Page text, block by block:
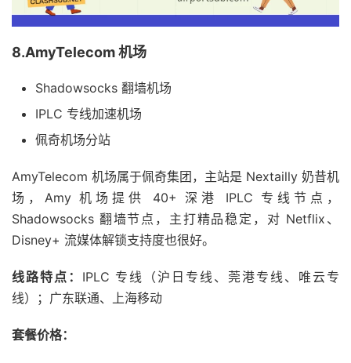
8.AmyTelecom 机场
Shadowsocks 翻墙机场
IPLC 专线加速机场
佩奇机场分站
AmyTelecom 机场属于佩奇集团，主站是 Nextailly 奶昔机
场，Amy 机场提供 40+ 深港 IPLC 专线节点，
Shadowsocks 翻墙节点，主打精品稳定，对 Netflix、
Disney+ 流媒体解锁支持度也很好。
线路特点： IPLC 专线（沪日专线、莞港专线、唯云专
线）；广东联通、上海移动
套餐价格：